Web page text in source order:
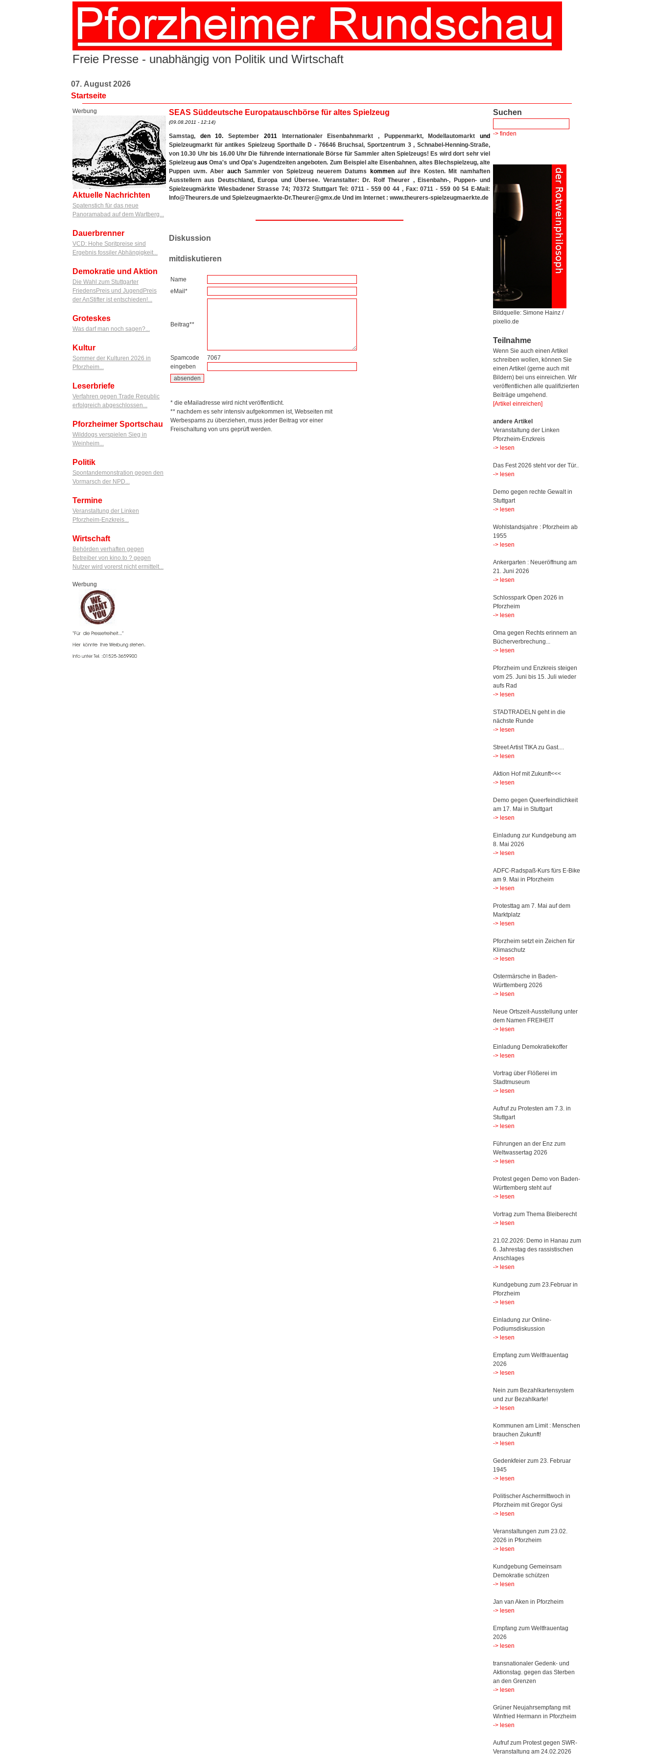
Freie Presse - unabhängig von Politik und Wirtschaft
07. August 2026
Startseite
Werbung
Aktuelle Nachrichten
Spatenstich für das neue
Panoramabad auf dem Wartberg...
Dauerbrenner
VCD: Hohe Spritpreise sind
Ergebnis fossiler Abhängigkeit...
Demokratie und Aktion
Die Wahl zum Stuttgarter
FriedensPreis und JugendPreis
der AnStifter ist entschieden!...
Groteskes
Was darf man noch sagen?...
Kultur
Sommer der Kulturen 2026 in
Pforzheim...
Leserbriefe
Verfahren gegen Trade Republic
erfolgreich abgeschlossen...
Pforzheimer Sportschau
Wilddogs verspielen Sieg in
Weinheim...
Politik
Spontandemonstration gegen den
Vormarsch der NPD...
Termine
Veranstaltung der Linken
Pforzheim-Enzkreis...
Wirtschaft
Behörden verhaften gegen
Betreiber von kino.to ? gegen
Nutzer wird vorerst nicht ermittelt...
Werbung
SEAS Süddeutsche Europatauschbörse für altes Spielzeug
(09.08.2011 - 12:14)
Samstag, den 10. September 2011Internationaler Eisenbahnmarkt , Puppenmarkt, Modellautomarktund
Spielzeugmarkt für antikes Spielzeug Sporthalle D - 76646 Bruchsal, Sportzentrum 3 , Schnabel-Henning-Straße,
von 10.30 Uhr bis 16.00 Uhr Die führende internationale Börse für Sammler alten Spielzeugs! Es wird dort sehr viel
Spielzeugaus Oma's und Opa's Jugendzeiten angeboten. Zum Beispiel alte Eisenbahnen, altes Blechspielzeug, alte
Puppen uvm. Aber auchSammler von Spielzeug neuerem Datums kommenauf ihre Kosten. Mit namhaften
Ausstellern aus Deutschland, Europa und Übersee. Veranstalter: Dr. Rolf Theurer , Eisenbahn-, Puppen- und
Spielzeugmärkte Wiesbadener Strasse 74; 70372 Stuttgart Tel: 0711 - 559 00 44 , Fax: 0711 - 559 00 54 E-Mail:
Info@Theurers.de und Spielzeugmaerkte-Dr.Theurer@gmx.de Und im Internet : www.theurers-spielzeugmaerkte.de
Diskussion
mitdiskutieren
Name
eMail*
Beitrag**
Spamcode
eingeben
7067
* die eMailadresse wird nicht veröffentlicht.
** nachdem es sehr intensiv aufgekommen ist, Webseiten mit
Werbespams zu überziehen, muss jeder Beitrag vor einer
Freischaltung von uns geprüft werden.
Suchen
-> finden
Bildquelle: Simone Hainz /
pixelio.de
Teilnahme
Wenn Sie auch einen Artikel
schreiben wollen, können Sie
einen Artikel (gerne auch mit
Bildern) bei uns einreichen. Wir
veröffentlichen alle qualifizierten
Beiträge umgehend.
[Artikel einreichen]
andere Artikel
Veranstaltung der Linken
Pforzheim-Enzkreis
-> lesen
Das Fest 2026 steht vor der Tür..
-> lesen
Demo gegen rechte Gewalt in
Stuttgart
-> lesen
Wohlstandsjahre : Pforzheim ab
1955
-> lesen
Ankergarten : Neueröffnung am
21. Juni 2026
-> lesen
Schlosspark Open 2026 in
Pforzheim
-> lesen
Oma gegen Rechts erinnern an
Bücherverbrechung...
-> lesen
Pforzheim und Enzkreis steigen
vom 25. Juni bis 15. Juli wieder
aufs Rad
-> lesen
STADTRADELN geht in die
nächste Runde
-> lesen
Street Artist TIKA zu Gast....
-> lesen
Aktion Hof mit Zukunft<<<
-> lesen
Demo gegen Queerfeindlichkeit
am 17. Mai in Stuttgart
-> lesen
Einladung zur Kundgebung am
8. Mai 2026
-> lesen
ADFC-Radspaß-Kurs fürs E-Bike
am 9. Mai in Pforzheim
-> lesen
Protesttag am 7. Mai auf dem
Marktplatz
-> lesen
Pforzheim setzt ein Zeichen für
Klimaschutz
-> lesen
Ostermärsche in Baden-
Württemberg 2026
-> lesen
Neue Ortszeit-Ausstellung unter
dem Namen FREIHEIT
-> lesen
Einladung Demokratiekoffer
-> lesen
Vortrag über Flößerei im
Stadtmuseum
-> lesen
Aufruf zu Protesten am 7.3. in
Stuttgart
-> lesen
Führungen an der Enz zum
Weltwassertag 2026
-> lesen
Protest gegen Demo von Baden-
Württemberg steht auf
-> lesen
Vortrag zum Thema Bleiberecht
-> lesen
21.02.2026: Demo in Hanau zum
6. Jahrestag des rassistischen
Anschlages
-> lesen
Kundgebung zum 23.Februar in
Pforzheim
-> lesen
Einladung zur Online-
Podiumsdiskussion
-> lesen
Empfang zum Weltfrauentag
2026
-> lesen
Nein zum Bezahlkartensystem
und zur Bezahlkarte!
-> lesen
Kommunen am Limit : Menschen
brauchen Zukunft!
-> lesen
Gedenkfeier zum 23. Februar
1945
-> lesen
Politischer Aschermittwoch in
Pforzheim mit Gregor Gysi
-> lesen
Veranstaltungen zum 23.02.
2026 in Pforzheim
-> lesen
Kundgebung Gemeinsam
Demokratie schützen
-> lesen
Jan van Aken in Pforzheim
-> lesen
Empfang zum Weltfrauentag
2026
-> lesen
transnationaler Gedenk- und
Aktionstag. gegen das Sterben
an den Grenzen
-> lesen
Grüner Neujahrsempfang mit
Winfried Hermann in Pforzheim
-> lesen
Aufruf zum Protest gegen SWR-
Veranstaltung am 24.02.2026